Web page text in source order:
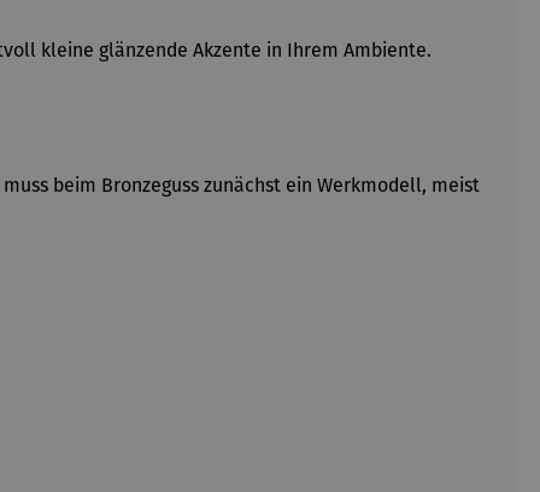
kleine glänzende Akzente in Ihrem Ambiente.
beim Bronzeguss zunächst ein Werkmodell, meist